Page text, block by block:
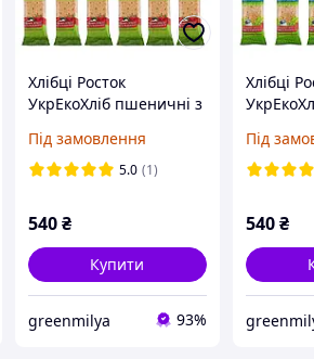
Хлібці Росток
УкрЕкоХліб пшеничні з
зерен пророщених,
120 г, упаковка 12 шт
Під замовлення
5.0 (1)
540 ₴
Купити
greenmilya 93%
Хлібці
зерен
120 г,
Під
540₴